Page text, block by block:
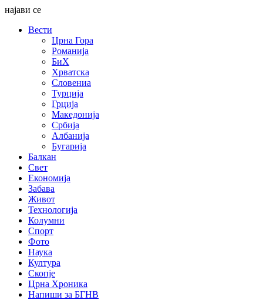
најави се
Вести
Црна Гора
Романија
БиХ
Хрватска
Словениа
Турција
Грција
Македонија
Србија
Албанија
Бугарија
Балкан
Свет
Економија
Забава
Живот
Технологија
Колумни
Спорт
Фото
Наука
Култура
Скопје
Црна Хроника
Напиши за БГНВ